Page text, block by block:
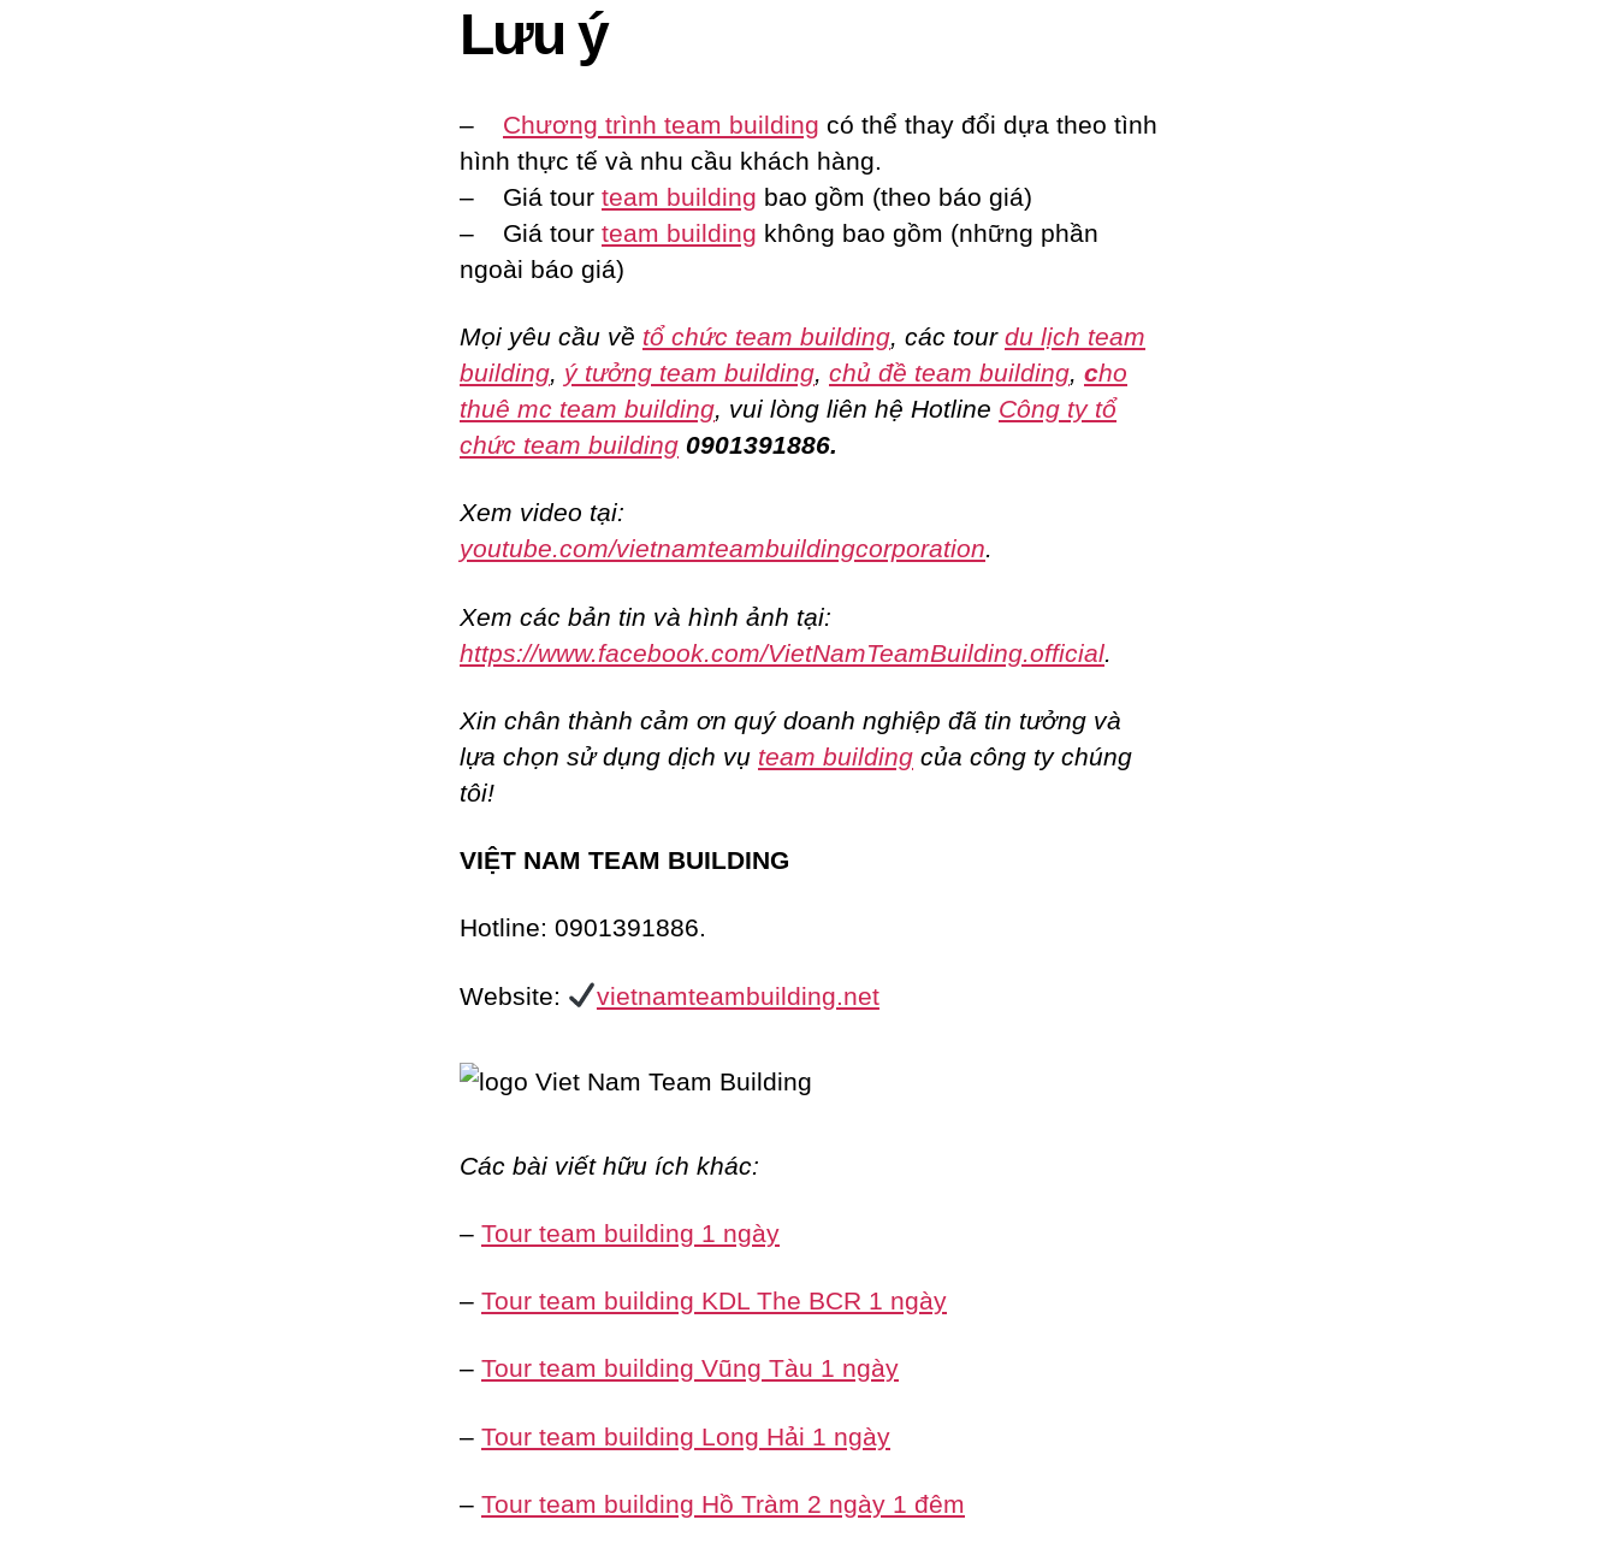
Lưu ý
– Chương trình team building có thể thay đổi dựa theo tình
hình thực tế và nhu cầu khách hàng.
– Giá tour team building bao gồm (theo báo giá)
– Giá tour team building không bao gồm (những phần
ngoài báo giá)
Mọi yêu cầu về tổ chức team building, các tour du lịch team
building, ý tưởng team building, chủ đề team building, cho
thuê mc team building, vui lòng liên hệ Hotline Công ty tổ
chức team building 0901391886.
Xem video tại:
youtube.com/vietnamteambuildingcorporation.
Xem các bản tin và hình ảnh tại:
https://www.facebook.com/VietNamTeamBuilding.official
Xin chân thành cảm ơn quý doanh nghiệp đã tin tưởng và
lựa chọn sử dụng dịch vụ team building của công ty chúng
tôi!
VIỆT NAM TEAM BUILDING
Hotline: 0901391886.
Website: vietnamteambuilding.net
Các bài viết hữu ích khác:
– Tour team building 1 ngày
– Tour team building KDL The BCR 1 ngày
– Tour team building Vũng Tàu 1 ngày
– Tour team building Long Hải 1 ngày
– Tour team building Hồ Tràm 2 ngày 1 đêm